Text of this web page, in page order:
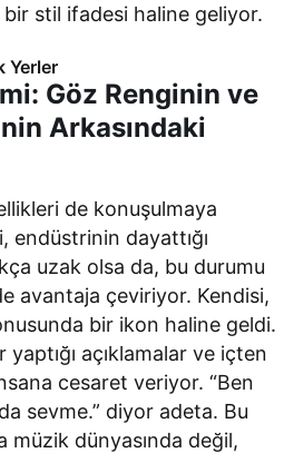
bir stil ifadesi haline geliyor.
Yerler
Göz Renginin ve
Arkasındaki
de konuşulmaya
endüstrinin dayattığı
uzak olsa da, bu durumu
avantaja çeviriyor. Kendisi,
bir ikon haline geldi.
yaptığı açıklamalar ve içten
cesaret veriyor. “Ben
sevme.” diyor adeta. Bu
müzik dünyasında değil,